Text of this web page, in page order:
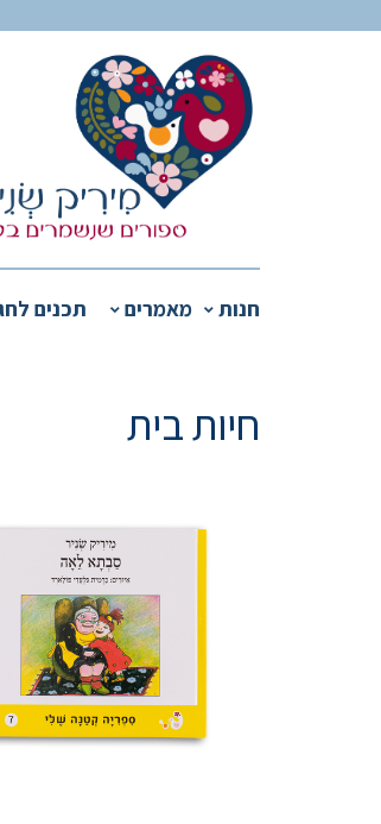
חנות מאמרים תכנים
חיות בית